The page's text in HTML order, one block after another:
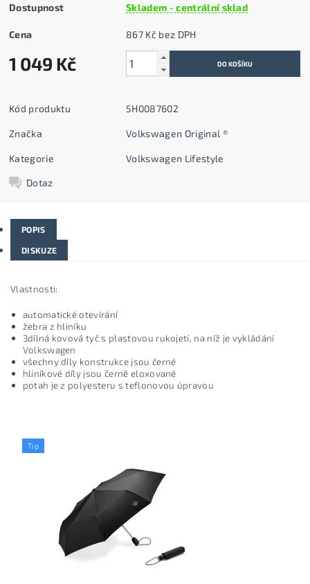
Dostupnost Skladem - centrální sklad
Cena 867 Kč bez DPH
1 049 Kč
Kód produktu 5H0087602
Značka Volkswagen Original ®
Kategorie Volkswagen Lifestyle
Dotaz
POPIS
DISKUZE
Vlastnosti:
automatické otevírání
žebra z hliníku
3dílná kovová tyč s plastovou rukojetí, na níž je vykládání
Volkswagen
všechny díly konstrukce jsou černé
hliníkové díly jsou černě eloxované
potah je z polyesteru s teflonovou úpravou
Tip